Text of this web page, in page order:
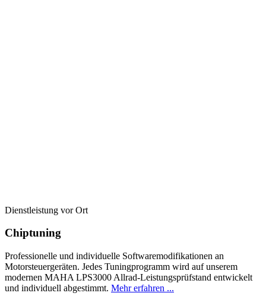
Dienstleistung vor Ort
Chiptuning
Professionelle und individuelle Softwaremodifikationen an
Motorsteuergeräten. Jedes Tuningprogramm wird auf unserem
modernen MAHA LPS3000 Allrad-Leistungsprüfstand entwickelt
und individuell abgestimmt. Mehr erfahren ...